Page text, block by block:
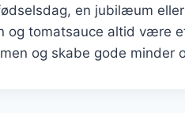
en jubilæum
og tomatsauce altid være
og skabe gode minder